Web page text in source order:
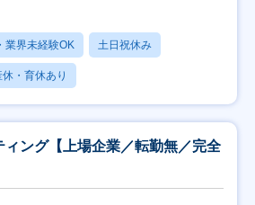
業界未経験OK 土日祝休み
休・育休あり
ィング【上場企業／転勤無／完全